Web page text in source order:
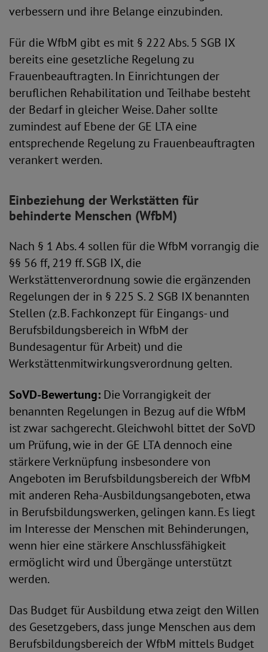
verbessern und ihre Belange einzubinden.
Für die WfbM gibt es mit § 222 Abs. 5 SGB IX
bereits eine gesetzliche Regelung zu
Frauenbeauftragten. In Einrichtungen der
beruflichen Rehabilitation und Teilhabe besteht
der Bedarf in gleicher Weise. Daher sollte
zumindest auf Ebene der GE LTA eine
entsprechende Regelung zu Frauenbeauftragten
verankert werden.
Einbeziehung der Werkstätten für
behinderte Menschen (WfbM)
Nach § 1 Abs. 4 sollen für die WfbM vorrangig die
§§ 56 ff, 219 ff. SGB IX, die
Werkstättenverordnung sowie die ergänzenden
Regelungen der in § 225 S. 2 SGB IX benannten
Stellen (z.B. Fachkonzept für Eingangs- und
Berufsbildungsbereich in WfbM der
Bundesagentur für Arbeit) und die
Werkstättenmitwirkungsverordnung gelten.
SoVD-Bewertung: Die Vorrangigkeit der
benannten Regelungen in Bezug auf die WfbM
ist zwar sachgerecht. Gleichwohl bittet der SoVD
um Prüfung, wie in der GE LTA dennoch eine
stärkere Verknüpfung insbesondere von
Angeboten im Berufsbildungsbereich der WfbM
mit anderen Reha-Ausbildungsangeboten, etwa
in Berufsbildungswerken, gelingen kann. Es liegt
im Interesse der Menschen mit Behinderungen,
wenn hier eine stärkere Anschlussfähigkeit
ermöglicht wird und Übergänge unterstützt
werden.
Das Budget für Ausbildung etwa zeigt den Willen
des Gesetzgebers, dass junge Menschen aus dem
Berufsbildungsbereich der WfbM mittels Budget